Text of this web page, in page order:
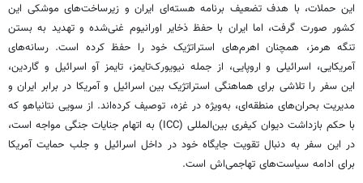
این حملات، با هدف تضعیف برنامه هسته‌ای ایران و زیرساخت‌های موشکی این
کشور صورت گرفت، اما ایران با حفظ ذخایر اورانیوم غنی‌شده و تهدید به بستن
تنگه هرمز، همچنان اهرم‌های استراتژیک خود را حفظ کرده است. رسانه‌های
آمریکایی، اسرائیلی و اروپایی، از جمله نیویورک‌تایمز، تایمز آو اسرائیل و گاردین،
این سفر را تلاشی برای هماهنگی استراتژیک بین اسرائیل و آمریکا در برابر ایران و
مدیریت بحران‌های منطقه‌ای، به‌ویژه در غزه، توصیف کرده‌اند. از سویی نتانیاهو که
با حکم بازداشت دیوان کیفری بین‌المللی (ICC) به اتهام جنایات جنگی مواجه است،
در این سفر به دنبال تقویت جایگاه خود در داخل اسرائیل و جلب حمایت آمریکا
برای ادامه سیاست‌های تهاجمی‌اش است.